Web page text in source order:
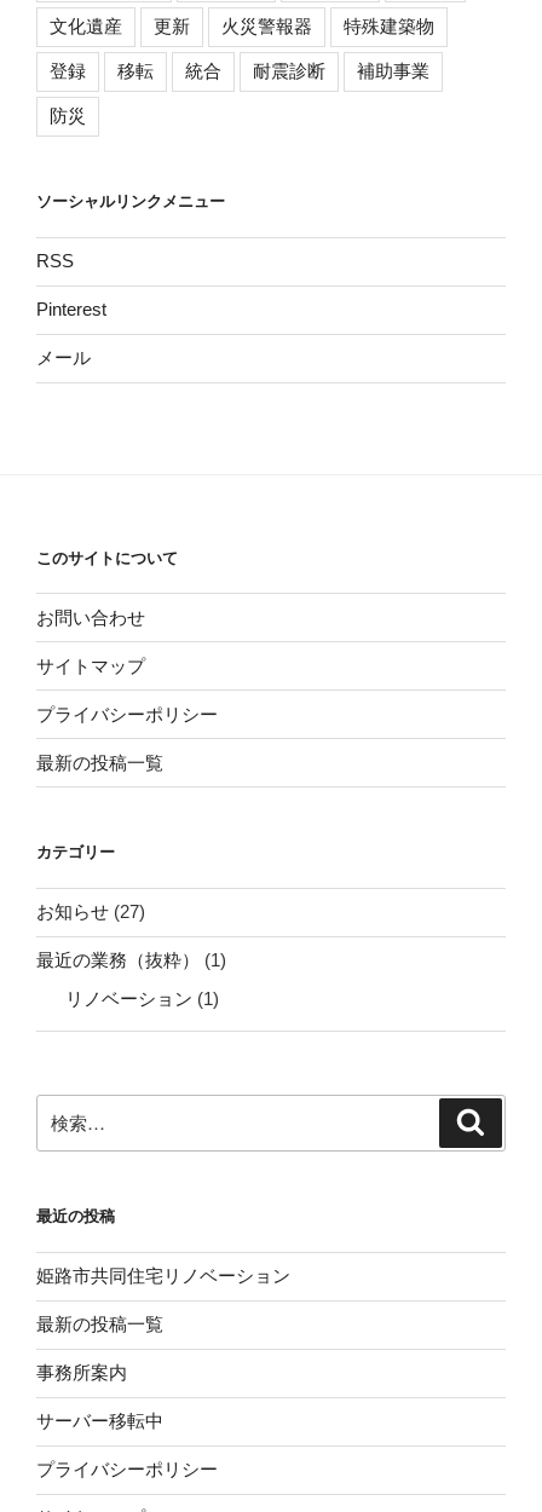
文化遺産 更新 火災警報器 特殊建築物
登録 移転 統合 耐震診断 補助事業
防災
ソーシャルリンクメニュー
RSS
Pinterest
メール
このサイトについて
お問い合わせ
サイトマップ
プライバシーポリシー
最新の投稿一覧
カテゴリー
お知らせ (27)
最近の業務（抜粋）
(1)
リノベーション (1)
索:
最近の投稿
姫路市共同住宅リノベーション
最新の投稿一覧
事務所案内
サーバー移転中
プライバシーポリシー